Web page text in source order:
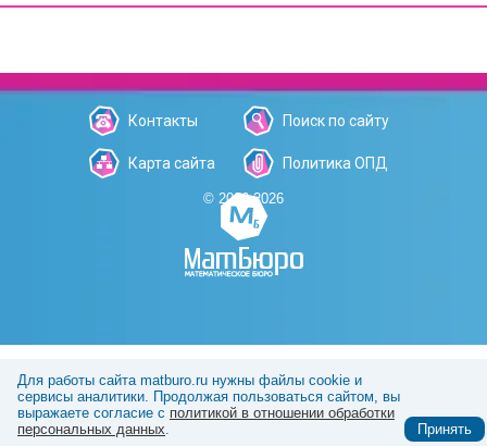
Контакты Поиск по сайту
Карта сайта Политика ОПД
© 2006-2026
Для работы сайта matburo.ru нужны файлы cookie и
сервисы аналитики. Продолжая пользоваться сайтом, вы
выражаете согласие с политикой в отношении обработки
персональных данных. Принять